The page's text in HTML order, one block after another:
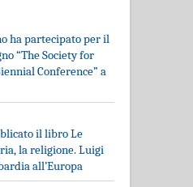
ha partecipato per il
“The Society for
Conference” a
il libro Le
la religione. Luigi
all’Europa